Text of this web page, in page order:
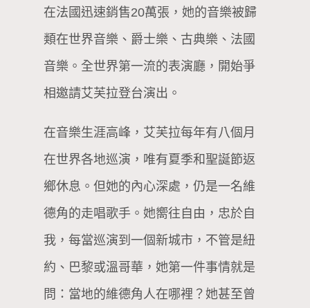
在法國迅速銷售20萬張，她的音樂被歸
類在世界音樂、爵士樂、古典樂、法國
音樂。全世界第一流的表演廳，開始爭
相邀請艾芙拉登台演出。
在音樂生涯高峰，艾芙拉每年有八個月
在世界各地巡演，唯有夏季和聖誕節返
鄉休息。但她的內心深處，仍是一名維
德角的走唱歌手。她嚮往自由，忠於自
我，每當巡演到一個新城市，不管是紐
約、巴黎或溫哥華，她第一件事情就是
問：當地的維德角人在哪裡？她甚至曾